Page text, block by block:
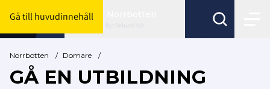
Gå till huvudinnehåll
Byt förbund här
Norrbotten / Domare /
GÅ EN UTBILDNING